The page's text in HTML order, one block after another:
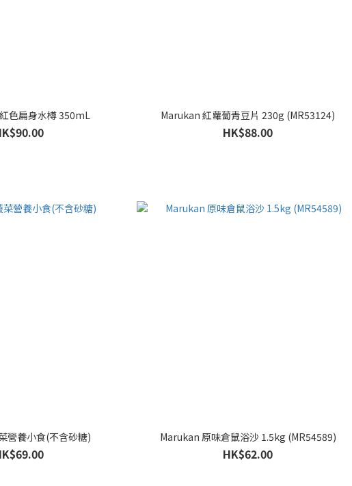
色扁身水樽 350mL Marukan 紅蘿蔔青豆片 230g (MR53124)
HK$88.00
營養小食(不含砂糖) Marukan 原味倉鼠浴沙 1.5kg (MR54589)
HK$62.00